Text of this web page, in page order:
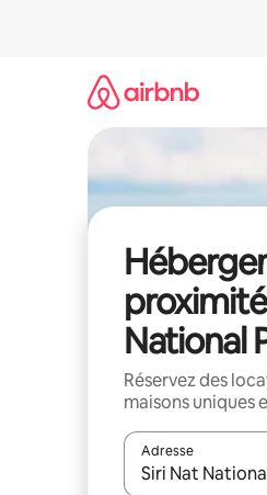
National
Réservez des
maisons uniques
Adresse
Lorsque les